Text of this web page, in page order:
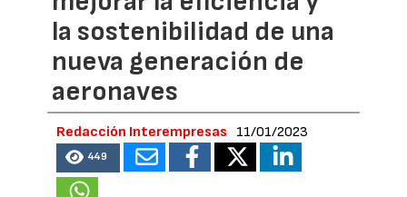
la sostenibilidad de una
nueva generación de
aeronaves
Redacción Interempresas 11/01/2023
449